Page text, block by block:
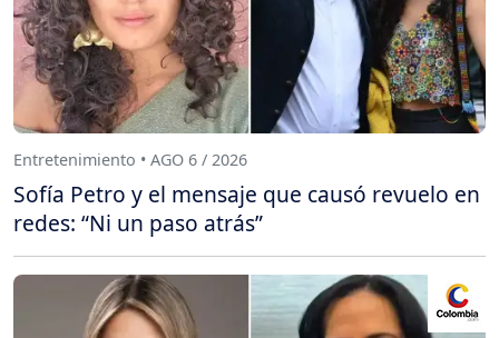
Entretenimiento • AGO 6 / 2026
Sofía Petro y el mensaje que causó revuelo en
redes: “Ni un paso atrás”